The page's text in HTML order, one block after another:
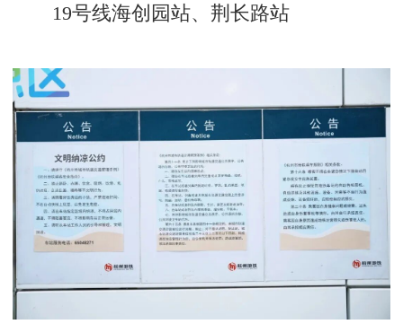
19号线海创园站、荆长路站